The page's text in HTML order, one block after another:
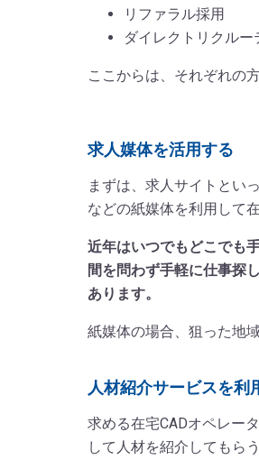
リファラル採用
ダイレクトリクルー
ここからは、それぞれの
求人媒体を活用する
まずは、求人サイトとい
などの紙媒体を利用して
近年はいつでもどこでも
間を問わず手軽に仕事探
あります。
紙媒体の場合、狙った地
人材紹介サービスを利
求める在宅CADオペレー
して人材を紹介してもら